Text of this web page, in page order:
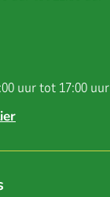
uur tot 17:00 uur